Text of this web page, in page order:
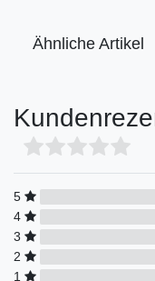
Ähnliche Artikel
5
4
3
2
1